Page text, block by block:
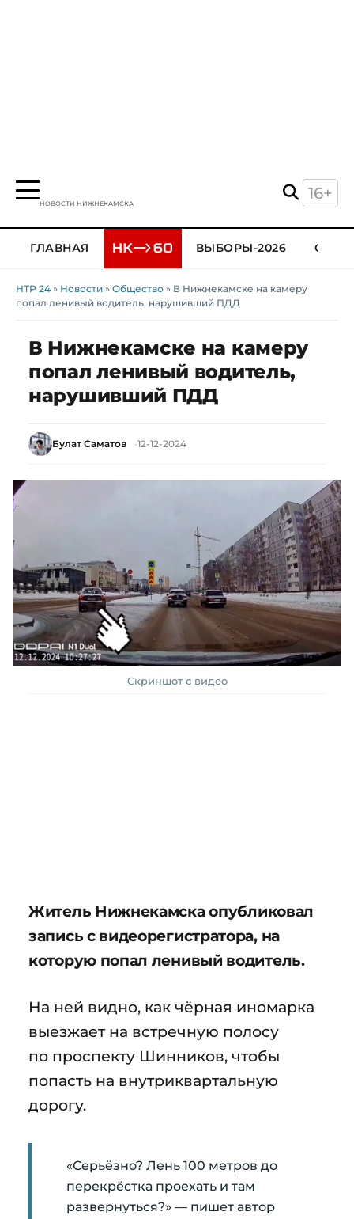
НОВОСТИ НИЖНЕКАМСКА
16+
ГЛАВНАЯ ВЫБОРЫ-2026
НТР 24 » Новости » Общество » В Нижнекамске на камеру
попал ленивый водитель, нарушивший ПДД
В Нижнекамске на камеру
попал ленивый водитель,
нарушивший ПДД
Булат Саматов 12-12-2024
Скриншот с видео
Житель Нижнекамска опубликовал
запись с видеорегистратора, на
которую попал ленивый водитель.
На ней видно, как чёрная иномарка
выезжает на встречную полосу
по проспекту Шинников, чтобы
попасть на внутриквартальную
дорогу.
«Серьёзно? Лень 100 метров до
перекрёстка проехать и там
развернуться?» — пишет автор